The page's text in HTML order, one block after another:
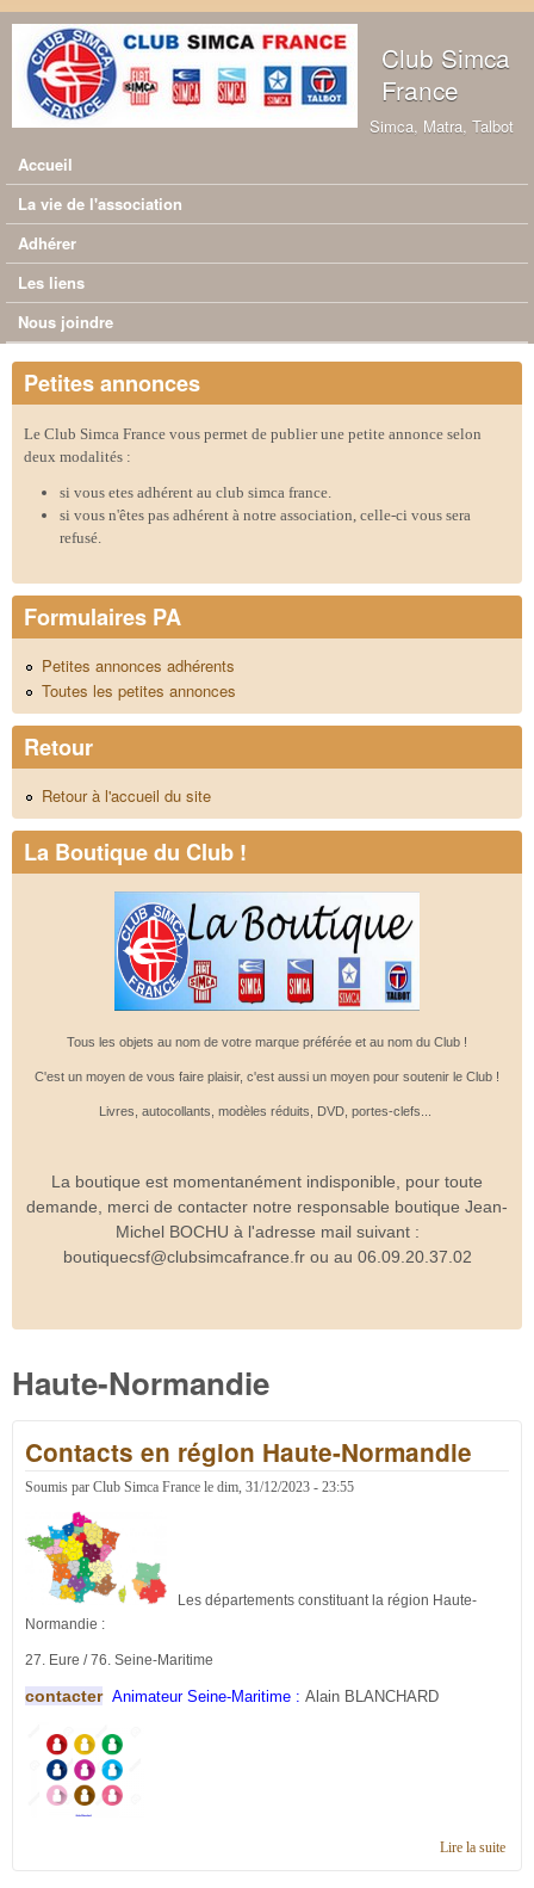
Aller au contenu principal
Club Simca
France
Simca, Matra, Talbot
Menu principal
Accueil
La vie de l'association
Adhérer
Les liens
Nous joindre
Petites annonces
Le Club Simca France vous permet de publier une petite annonce selon
deux modalités :
si vous etes adhérent au club simca france.
si vous n'êtes pas adhérent à notre association, celle-ci vous sera
refusé.
Formulaires PA
Petites annonces adhérents
Toutes les petites annonces
Retour
Retour à l'accueil du site
La Boutique du Club !
Tous les objets au nom de votre marque préférée et au nom du Club !
C'est un moyen de vous faire plaisir, c'est aussi un moyen pour soutenir le Club !
Livres, autocollants, modèles réduits, DVD, portes-clefs...
La boutique est momentanément indisponible, pour toute
demande, merci de contacter notre responsable boutique Jean-
Michel BOCHU à l'adresse mail suivant :
boutiquecsf@clubsimcafrance.fr ou au 06.09.20.37.02
Haute-Normandie
Contacts en région Haute-Normandie
Soumis par Club Simca France le dim, 31/12/2023 - 23:55
Les départements constituant la région Haute-
Normandie :
27. Eure / 76. Seine-Maritime
contacter Animateur Seine-Maritime : Alain BLANCHARD
Lire la suitede